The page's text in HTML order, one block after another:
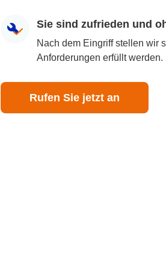
Sie sind zufrieden und
Nach dem Eingriff stellen wir
Anforderungen erfüllt werden.
Rufen Sie jetzt an